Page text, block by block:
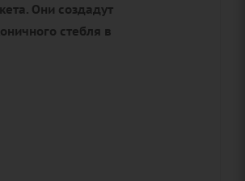
Они создадут
стебля в